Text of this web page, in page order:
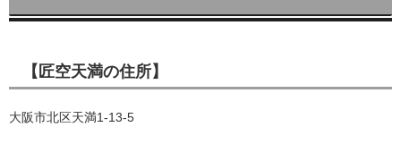
【匠空天満の住所】
大阪市北区天満1-13-5